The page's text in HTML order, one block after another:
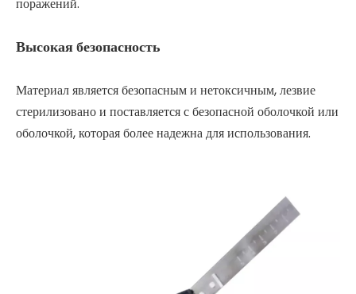
Высокая безопасность
Материал является безопасным и нетоксичным, лезвие
стерилизовано и поставляется с безопасной оболочкой или
оболочкой, которая более надежна для использования.